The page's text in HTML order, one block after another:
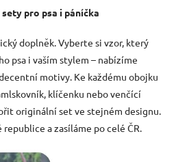
pro psa i páníčka
doplněk. Vyberte si vzor, který
psa i vaším stylem – nabízíme
motivy. Ke každému obojku
klíčenku nebo venčící
originální set ve stejném designu.
a zasíláme po celé ČR.